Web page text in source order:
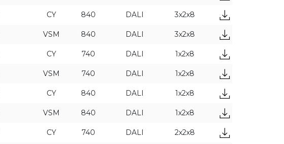
CY 840 DALI 3x2x8
VSM 840 DALI 3x2x8
CY 740 DALI 1x2x8
VSM 740 DALI 1x2x8
CY 840 DALI 1x2x8
VSM 840 DALI 1x2x8
CY 740 DALI 2x2x8